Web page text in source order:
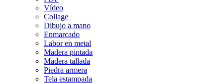
Vídeo
Collage
Dibujo a mano
Enmarcado
Labor en metal
Madera pintada
Madera tallada
Piedra armera
Tela estampada